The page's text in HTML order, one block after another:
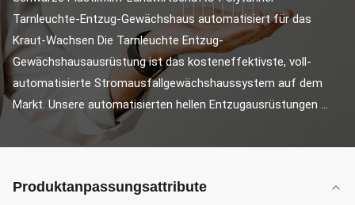
Tarnleuchte-Entzug-Gewächshaus automatisiert für das
Kraut-Wachsen Die Tarnleuchte Entzug-
Gewächshausausrüstung ist das kosteneffektivste, voll-
automatisierte Stromausfallgewächshaussystem auf dem
Markt. Unsere automatisierten hellen Entzugausrüstungen ...
Produktanpassungsattribute